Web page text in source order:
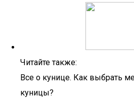
Читайте также:
Все о кунице. Как выбрать
куницы?